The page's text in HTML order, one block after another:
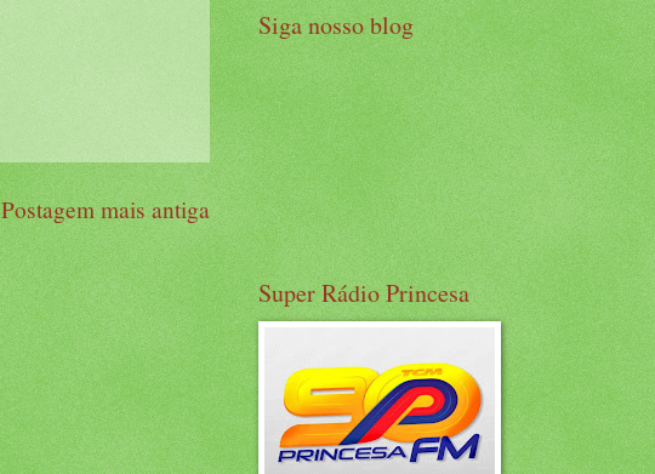
Postagem mais antiga
Siga nosso blog
Super Rádio Princesa